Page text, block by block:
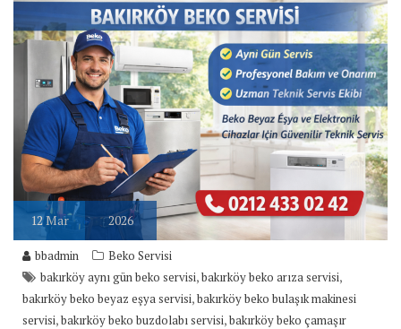
12Mar 2026
bbadmin
Beko Servisi
bakırköy aynı gün beko servisi,bakırköy beko arıza servisi,
bakırköy beko beyaz eşya servisi,bakırköy beko bulaşık makinesi
servisi,bakırköy beko buzdolabı servisi,bakırköy beko çamaşır